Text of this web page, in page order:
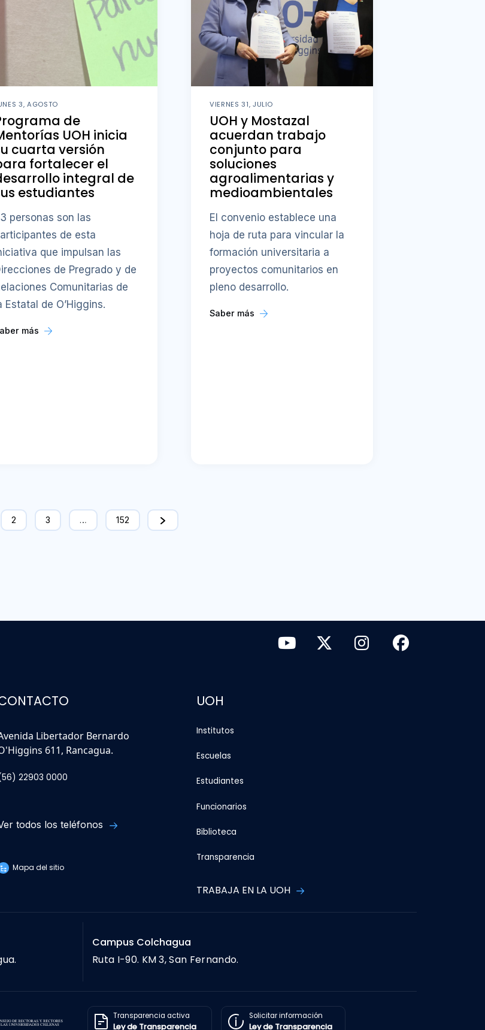
3, AGOSTO
de
UOH inicia
cuarta versión
fortalecer el
integral de
estudiantes
personas son las
de esta
que impulsan las
de Pregrado y de
Comunitarias de
Estatal de O’Higgins.
más
VIERNES 31, JULIO
UOH y Mostazal
acuerdan trabajo
conjunto para
soluciones
agroalimentarias y
medioambientales
El convenio establece una
hoja de ruta para vincular la
formación universitaria a
proyectos comunitarios en
pleno desarrollo.
Saber más
2 3 … 152
Libertador Bernardo
611, Rancagua.
22903 0000
todos los teléfonos
Mapa del sitio
UOH
Institutos
Escuelas
Estudiantes
Funcionarios
Biblioteca
Transparencia
TRABAJA EN LA UOH
Campus Colchagua
Ruta I-90. KM 3, San Fernando.
Transparencia activa
Ley de Transparencia
Solicitar información
Ley de Transparencia